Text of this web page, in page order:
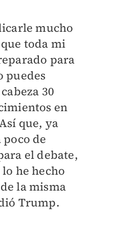
mucho
toda mi
para
puedes
30
en
que, ya
poco de
el debate,
he hecho
la misma
Trump.